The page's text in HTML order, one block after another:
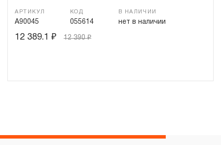
храповый механизм (ключи гаечные трещоточные,
интервал, который зависит от интенсивности
АРТИКУЛ
A90045
КОД
055614
В НАЛИЧИИ
нет в наличии
12 389.1 ₽ 12 390₽